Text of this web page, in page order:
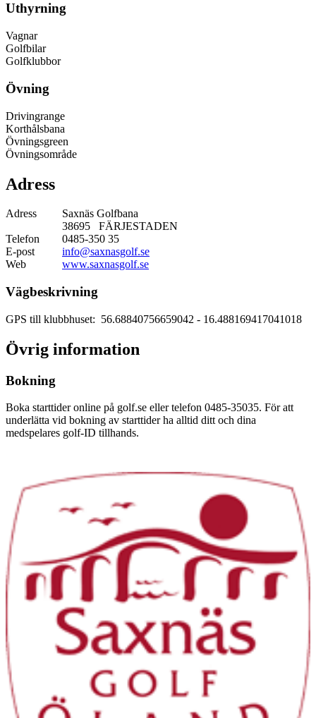
Uthyrning
Vagnar
Golfbilar
Golfklubbor
Övning
Drivingrange
Korthålsbana
Övningsgreen
Övningsområde
Adress
Adress
Saxnäs Golfbana
38695 FÄRJESTADEN
Telefon
0485-350 35
E-post
info@saxnasgolf.se
Web
www.saxnasgolf.se
Vägbeskrivning
GPS till klubbhuset: 56.68840756659042 - 16.488169417041018
Övrig information
Bokning
Boka starttider online på golf.se eller telefon 0485-35035. För att
underlätta vid bokning av starttider ha alltid ditt och dina
medspelares golf-ID tillhands.